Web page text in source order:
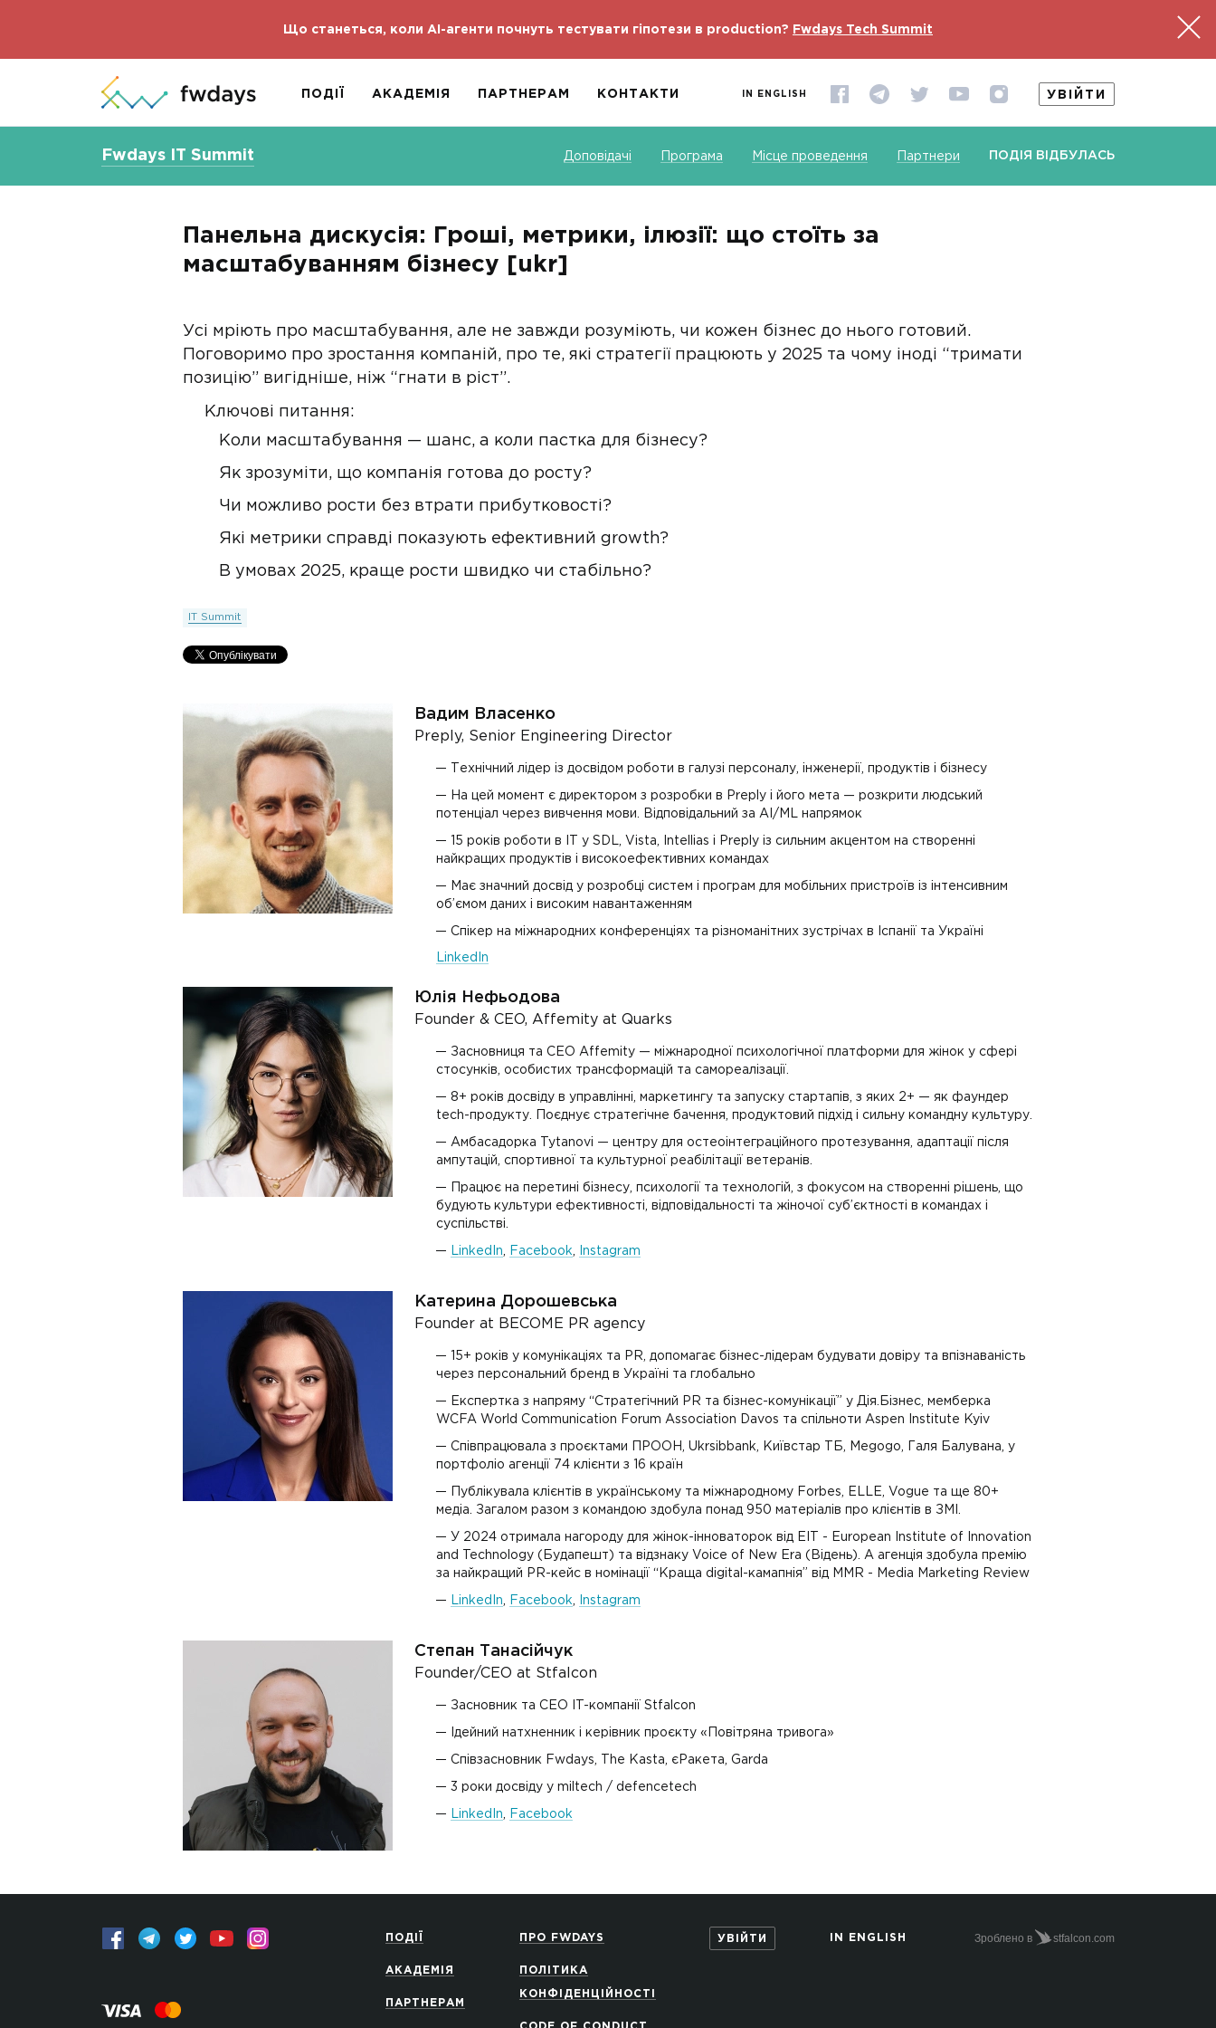
Що станеться, коли AI-агенти почнуть тестувати гіпотези в production? Fwdays Tech Summit
ПОДІЇ АКАДЕМІЯ ПАРТНЕРАМ КОНТАКТИ IN ENGLISH УВІЙТИ
Fwdays IT Summit Доповідачі Програма Місце проведення Партнери ПОДІЯ ВІДБУЛАСЬ
Панельна дискусія: Гроші, метрики, ілюзії: що стоїть за
масштабуванням бізнесу [ukr]
Усі мріють про масштабування, але не завжди розуміють, чи кожен бізнес до нього готовий.
Поговоримо про зростання компаній, про те, які стратегії працюють у 2025 та чому іноді “тримати
позицію” вигідніше, ніж “гнати в ріст”.
Ключові питання:
Коли масштабування — шанс, а коли пастка для бізнесу?
Як зрозуміти, що компанія готова до росту?
Чи можливо рости без втрати прибутковості?
Які метрики справді показують ефективний growth?
В умовах 2025, краще рости швидко чи стабільно?
IT Summit
Вадим Власенко
Preply, Senior Engineering Director
Технічний лідер із досвідом роботи в галузі персоналу, інженерії, продуктів і бізнесу
На цей момент є директором з розробки в Preply і його мета — розкрити людський
потенціал через вивчення мови. Відповідальний за AI/ML напрямок
15 років роботи в ІТ у SDL, Vista, Intellias і Preply із сильним акцентом на створенні
найкращих продуктів і високоефективних командах
Має значний досвід у розробці систем і програм для мобільних пристроїв із інтенсивним
об’ємом даних і високим навантаженням
Спікер на міжнародних конференціях та різноманітних зустрічах в Іспанії та Україні
LinkedIn
Юлія Нефьодова
Founder & CEO, Affemity at Quarks
Засновниця та CEO Affemity — міжнародної психологічної платформи для жінок у сфері
стосунків, особистих трансформацій та самореалізації.
8+ років досвіду в управлінні, маркетингу та запуску стартапів, з яких 2+ — як фаундер
tech-продукту. Поєднує стратегічне бачення, продуктовий підхід і сильну командну культуру.
Амбасадорка Tytanovi — центру для остеоінтеграційного протезування, адаптації після
ампутацій, спортивної та культурної реабілітації ветеранів.
Працює на перетині бізнесу, психології та технологій, з фокусом на створенні рішень, що
будують культури ефективності, відповідальності та жіночої суб’єктності в командах і
суспільстві.
LinkedIn Facebook Instagram
Катерина Дорошевська
Founder at BECOME PR agency
15+ років у комунікаціях та PR, допомагає бізнес-лідерам будувати довіру та впізнаваність
через персональний бренд в Україні та глобально
Експертка з напряму “Стратегічний PR та бізнес-комунікації” у Дія.Бізнес, мемберка
WCFA World Communication Forum Association Davos та спільноти Aspen Institute Kyiv
Співпрацювала з проєктами ПРООН, Ukrsibbank, Київстар ТБ, Megogo, Галя Балувана, у
портфоліо агенції 74 клієнти з 16 країн
Публікувала клієнтів в українському та міжнародному Forbes, ELLE, Vogue та ще 80+
медіа. Загалом разом з командою здобула понад 950 матеріалів про клієнтів в ЗМІ.
У 2024 отримала нагороду для жінок-інноваторок від EIT - European Institute of Innovation
and Technology (Будапешт) та відзнаку Voice of New Era (Відень). А агенція здобула премію
за найкращий PR-кейс в номінації “Краща digital-камапнія” від MMR - Media Marketing Review
LinkedIn Facebook Instagram
Степан Танасійчук
Founder/CEO at Stfalcon
Засновник та CEO IT-компанії Stfalcon
Ідейний натхненник і керівник проєкту «Повітряна тривога»
Співзасновник Fwdays, The Kasta, єРакета, Garda
3 роки досвіду у miltech / defencetech
LinkedIn Facebook
ПОДІЇ
АКАДЕМІЯ
ПАРТНЕРАМ
ПРО FWDAYS
ПОЛІТИКА
КОНФІДЕНЦІЙНОСТІ
УВІЙТИ IN ENGLISH Зроблено в stfalcon.com